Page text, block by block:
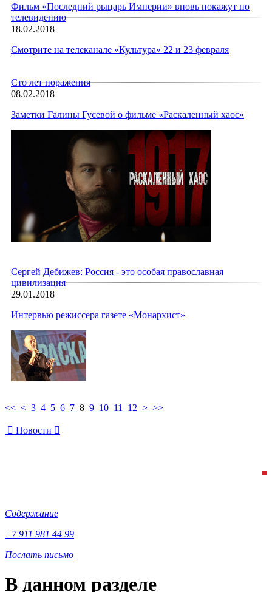
Фильм «Последний рыцарь Империи» вновь покажут по
телевидению
18.02.2018
Смотрите на телеканале «Культура» 22 и 23 февраля
Сто лет поражения
08.02.2018
Заметки Галины Гусевой о фильме «Раскаленный хаос»
Сергей Дебижев: Россия - это особая православная
цивилизация
29.01.2018
Интервью режиссера газете «Монархист»
<< < 3 4 5 6 7 8 9 10 11 12 > >>
 Новости 
Содержание
+7 911 981 44 99
Послать письмо
В данном разделе